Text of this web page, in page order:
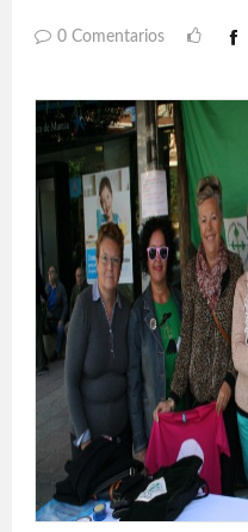
0 Comentarios